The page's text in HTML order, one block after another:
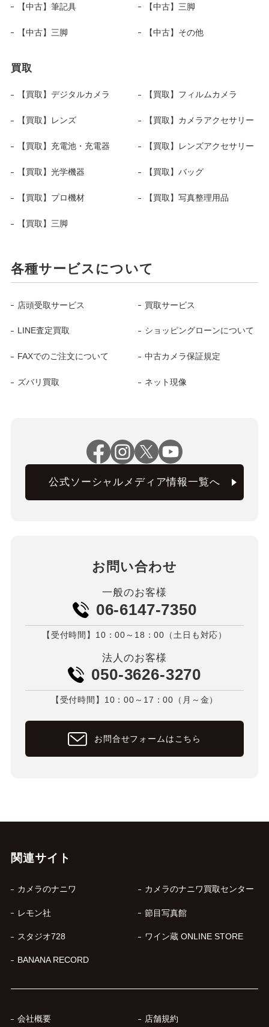
【中古】筆記具 【中古】三脚
【中古】三脚 【中古】その他
買取
【買取】デジタルカメラ 【買取】フィルムカメラ
【買取】レンズ 【買取】カメラアクセサリー
【買取】充電池・充電器 【買取】レンズアクセサリー
【買取】光学機器 【買取】バッグ
【買取】プロ機材 【買取】写真整理用品
【買取】三脚
各種サービスについて
店頭受取サービス 買取サービス
LINE査定買取 ショッピングローンについて
FAXでのご注文について 中古カメラ保証規定
ズバリ買取 ネット現像
公式ソーシャルメディア情報一覧へ
お問い合わせ
一般のお客様
06-6147-7350
【受付時間】10：00～18：00（土日も対応）
法人のお客様
050-3626-3270
【受付時間】10：00～17：00（月～金）
お問合せフォームはこちら
関連サイト
カメラのナニワ カメラのナニワ買取センター
レモン社 節目写真館
スタジオ728 ワイン蔵 ONLINE STORE
BANANA RECORD
会社概要 店舗規約